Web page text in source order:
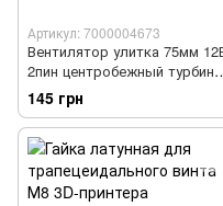
Артикул: 7000004673
Вентилятор улитка 75мм
2пин центробежный турбина
кулер ЧПУ, сервера
145 грн